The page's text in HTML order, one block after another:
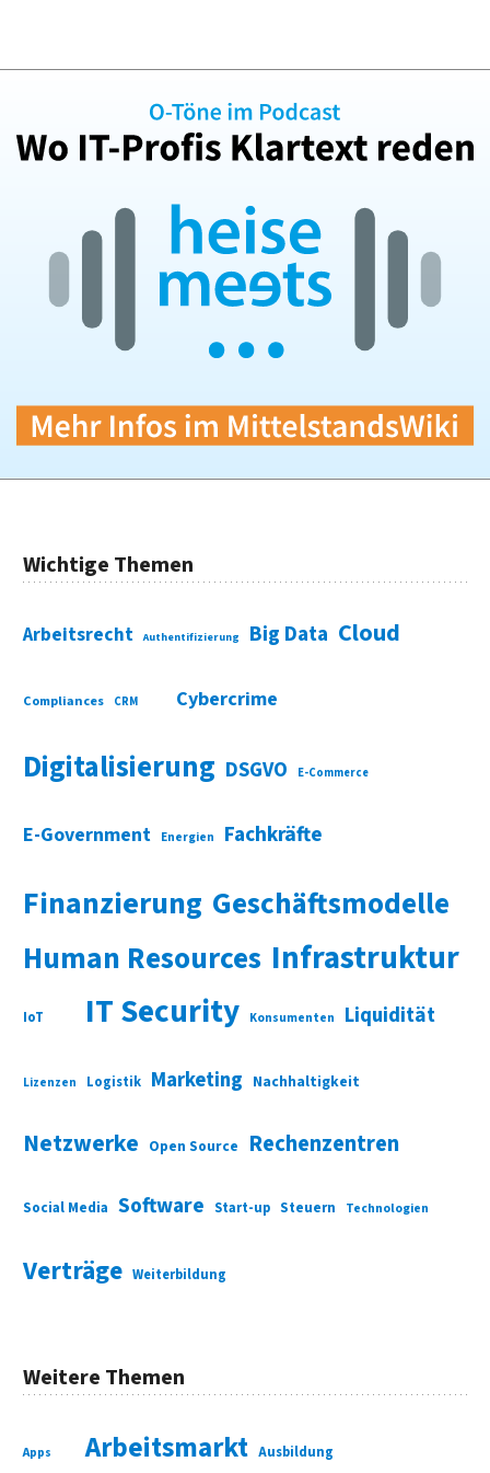
Wichtige Themen
Arbeitsrecht Authentifizierung Big Data Cloud
Compliances CRM Cybercrime
Digitalisierung DSGVO E-Commerce
E-Government Energien Fachkräfte
Finanzierung Geschäftsmodelle
Human Resources Infrastruktur
IoT IT Security Konsumenten Liquidität
Lizenzen Logistik Marketing Nachhaltigkeit
Netzwerke Open Source Rechenzentren
Social Media Software Start-up Steuern Technologien
Verträge Weiterbildung
Weitere Themen
Apps Arbeitsmarkt Ausbildung